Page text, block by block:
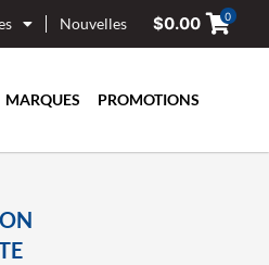
Nouvelles $0.00 0
MARQUES PROMOTIONS